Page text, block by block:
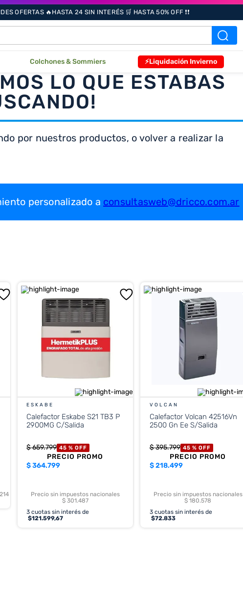
OFERTAS 🔥HASTA 24 SIN INTERÉS 🛒 HASTA 50% OFF ❗❗
Colchones & Sommiers ⚡Liquidación Invierno
LO QUE ESTABAS
por nuestros productos, o volver a realizar la
personalizado a consultasweb@dricco.com.ar
ESKABE
Calefactor Eskabe S21 TB3 P
2900MG C/Salida
$659.799 45 % OFF
PRECIO PROMO
$364.799
Precio sin impuestos nacionales
$ 301.487
3 cuotas sin interés de
$121.599,67
VOLCAN
Calefactor Volcan 42516Vn
2500 Gn Ee S/Salida
$395.799 45 % OFF
PRECIO PROMO
$218.499
Precio sin impuestos nacionales
$ 180.578
3cuotas sin interés de
$72.833